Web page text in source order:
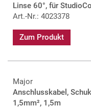
Linse 60°, für
Art.-Nr.: 4023378
Zum Produkt
Major
Anschlusskabel,
1,5mm², 1,5m